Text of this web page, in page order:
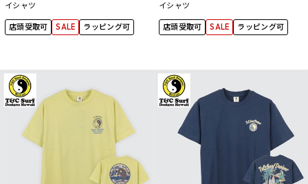
イシャツ
店頭受取可 SALE ラッピング可
イシャツ
店頭受取可 SALE ラッピング可